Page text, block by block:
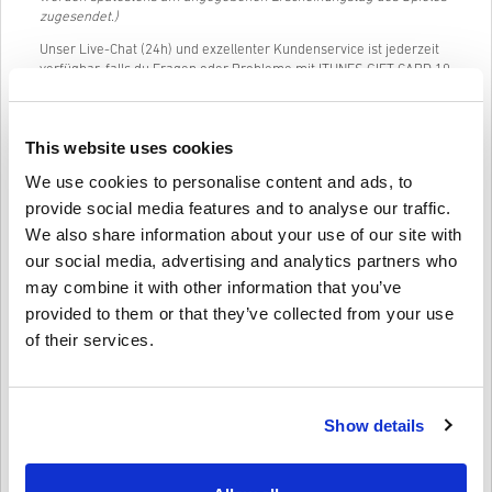
This website uses cookies
We use cookies to personalise content and ads, to
provide social media features and to analyse our traffic.
We also share information about your use of our site with
our social media, advertising and analytics partners who
may combine it with other information that you’ve
provided to them or that they’ve collected from your use
of their services.
Show details
zugesendet.)
Unser Live-Chat (24h) und exzellenter Kundenservice ist jederzeit
verfügbar, falls du Fragen oder Probleme mit ITUNES GIFT CARD 10
Formulare oder Befragungen, es wird lediglich um eine Email
der Kauf von ITUNES GIFT CARD 10 EUR auf livecards.net schnell
und einfach erledigt sein.
So funktioniert es bei Livecards.net
Neu bei Livecards.net? Digitale Codes zu kaufen ist schnell und
einfach:
Disclaimer
Produkte die auf Lager sind werden dir umgehend, nach
einem kleinen Sicherheitscheck zugesendet.Bewertungen